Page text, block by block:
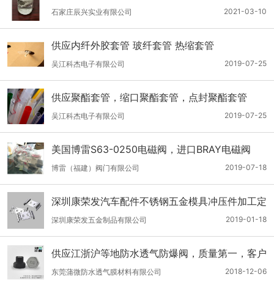
2021-03-10
石家庄辰兴实业有限公司
供应内纤外胶套管 玻纤套管 热缩套管
2019-07-25
吴江科杰电子有限公司
供应聚酯套管，缩口聚酯套管，点封聚酯套管
2019-07-25
吴江科杰电子有限公司
美国博雷S63-0250电磁阀，进口BRAY电磁阀
2019-07-18
博雷（福建）阀门有限公司
深圳康荣发汽车配件不锈钢五金模具冲压件加工定
做
2019-01-18
深圳康荣发五金制品有限公司
供应江浙沪等地防水透气防爆阀，质量第一，客户
至上
2018-12-06
东莞蒲微防水透气膜材料有限公司